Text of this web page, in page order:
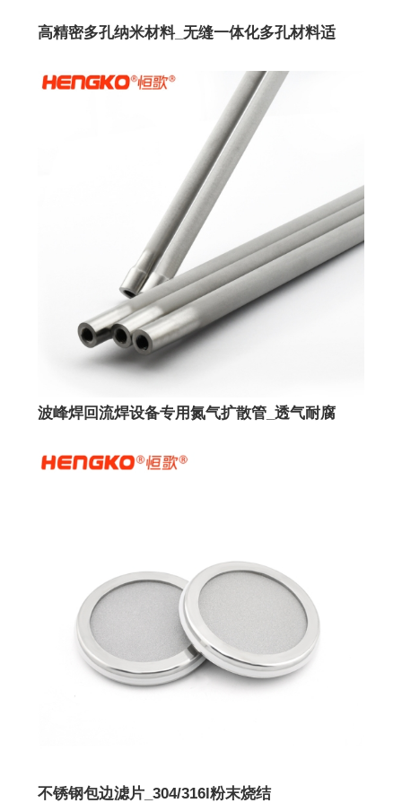
高精密多孔纳米材料_无缝一体化多孔材料适
波峰焊回流焊设备专用氮气扩散管_透气耐腐
不锈钢包边滤片_304/316l粉末烧结